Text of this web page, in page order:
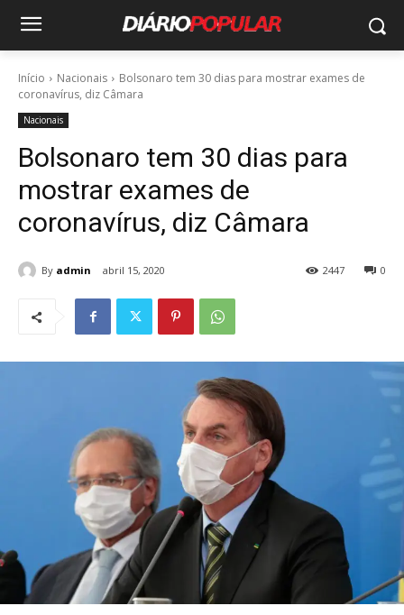
Início Nacionais
Bolsonaro tem 30 dias para mostrar exames de
coronavírus, diz Câmara
Nacionais
Bolsonaro tem 30 dias para
mostrar exames de
coronavírus, diz Câmara
By admin abril 15, 2020 0
2447